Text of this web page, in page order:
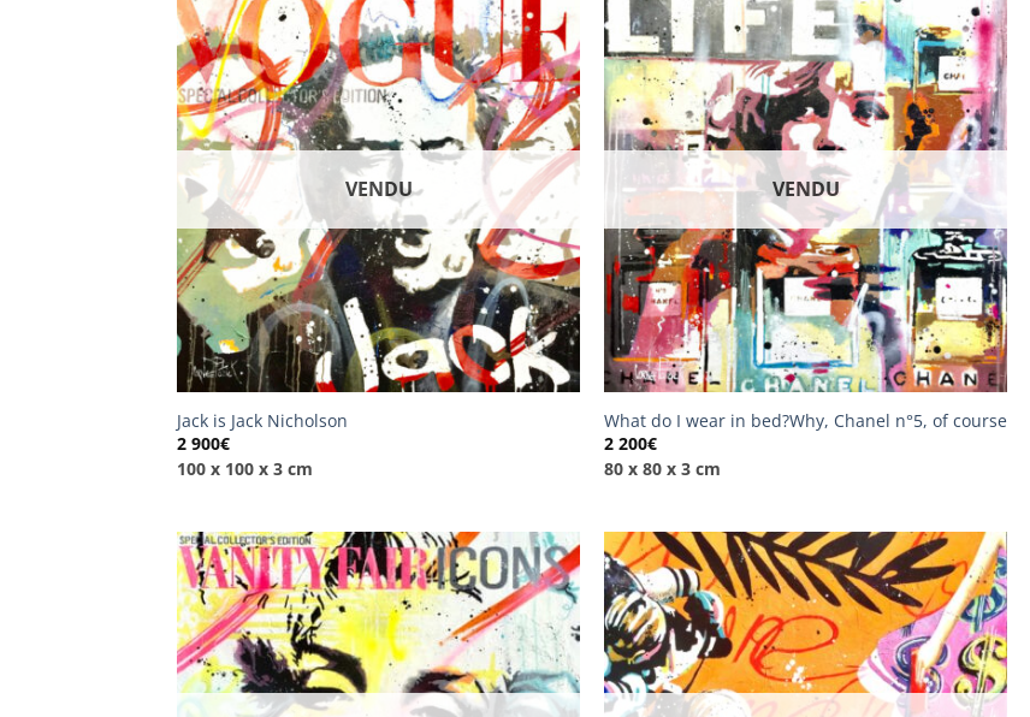
VENDU
Jack is Jack Nicholson
2 900€
100 x 100 x 3 cm
VENDU
What do I wear in bed?Why, Chanel n°5, of course
2 200€
80 x 80 x 3 cm